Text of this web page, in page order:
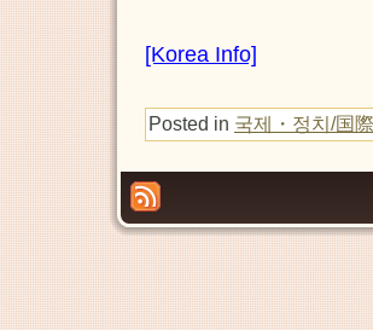
[Korea Info]
Posted in 국제・정치/国